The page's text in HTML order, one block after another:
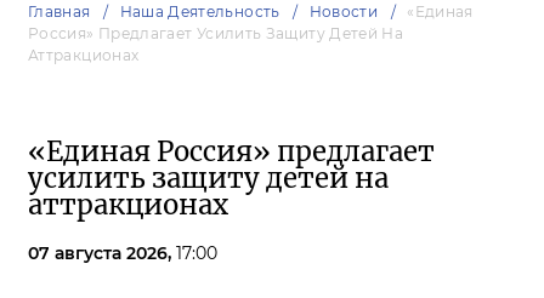
Главная Наша Деятельность Новости
«Единая
Россия» Предлагает Усилить Защиту Детей На
Аттракционах
«Единая Россия» предлагает
усилить защиту детей на
аттракционах
07 августа 2026, 17:00